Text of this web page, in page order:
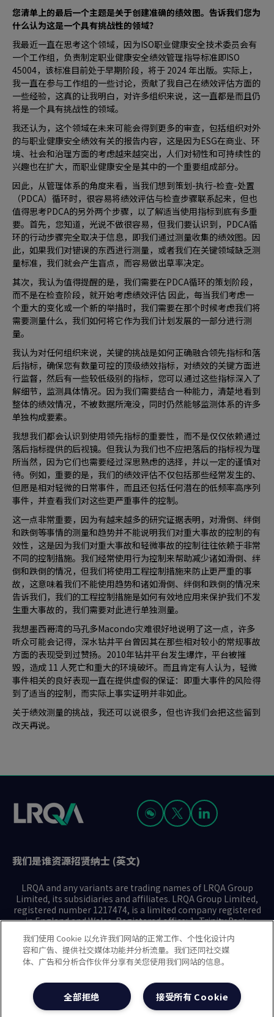
您清单上的最后一个主题是关于创建准确的绩效图。告诉我们您为
什么认为这是一个具有挑战性的领域？
我最近一直在思考这个领域，因为ISO职业健康安全技术委员会有
一个工作组，负责制定职业健康安全绩效管理指导标准即ISO
45004，该标准目前处于早期阶段，将于 2024 年出版。实际上，
我一直在参与工作组的一些讨论，贡献了我自己在绩效评估方面的
一些经验，这真的让我明白，对许多组织来说，这一直都是而且仍
将是一个具有挑战性的领域。
我还认为，这个领域在未来可能会得到更多的审查，包括组织对外
的与职业健康安全绩效有关的报告内容，这是因为ESG在商业、环
境、社会和治理方面的考虑越来越突出，人们对韧性和可持续性的
兴趣也在扩大，而职业健康安全是其中的一个重要组成部分。
因此，从管理体系的角度来看，当我们想到策划-执行-检查-处置
（PDCA）循环时，很容易将绩效评估与检查步骤联系起来，但也
值得思考PDCA的另外两个步骤，以了解适当使用指标到底有多重
要。首先，您知道，光说不做很容易，但我们要认识到，PDCA循
环的行动步骤完全取决于信息，即我们通过测量收集的绩效图。因
此，如果我们对错误的东西进行测量，或者我们在关键领域缺乏测
量标准，我们就会产生盲点，而容易做出草率决定。
其次，我认为值得提醒的是，我们需要在PDCA循环的策划阶段，
而不是在检查阶段，就开始考虑绩效评估 因此，每当我们考虑一
个重大的变化或一个新的举措时，我们需要在那个时候考虑我们将
需要测量什么，我们如何将它作为我们计划发展的一部分进行测
量。
我认为对任何组织来说，关键的挑战是如何正确融合领先指标和落
后指标，确保您有数量可控的顶级绩效指标，对绩效的关键方面进
行监督，然后有一些较低级别的指标，您可以通过这些指标深入了
解细节，监测具体情况。因为我们需要结合一种能力，清楚地看到
整体的绩效情况，不被数据所淹没，同时仍然能够监测体系的许多
单独构成要素。
我想我们都会认识到使用领先指标的重要性，而不是仅仅依赖通过
落后指标提供的后视镜。但我认为我们也不应把落后的指标视为理
所当然，因为它们也需要经过深思熟虑的选择，并以一定的谨慎对
待。例如，重要的是，我们的绩效评估不仅包括那些经常发生的、
但愿是相对轻微的日常事件，而且还包括任何潜在的低频率高序列
事件，并查看我们对这些更严重事件的控制。
这一点非常重要，因为有越来越多的研究证据表明，对滑倒、绊倒
和跌倒等事情的测量和趋势并不能说明我们对重大事故的控制的有
效性，这是因为我们对重大事故和轻微事故的控制往往依赖于非常
不同的控制措施。我们经常使用行为控制来帮助减少诸如滑倒、绊
倒和跌倒的情况，但我们将使用工程控制措施来防止更严重的事
故，这意味着我们不能使用趋势和诸如滑倒、绊倒和跌倒的情况来
告诉我们，我们的工程控制措施是如何有效地应用来保护我们不发
生重大事故的，我们需要对此进行单独测量。
我想墨西哥湾的马孔多Macondo灾难很好地说明了这一点，许多
听众可能会记得，深水钻井平台曾因其在那些相对较小的常规事故
方面的表现受到过赞扬。2010年钻井平台发生爆炸，平台被摧
毁，造成 11 人死亡和重大的环境破坏。而且肯定有人认为，轻微
事件相关的良好表现一直在提供虚假的保证：即重大事件的风险得
到了适当的控制，而实际上事实证明并非如此。
关于绩效测量的挑战，我还可以说很多，但也许我们会把这些留到
改天再说。
我们是谁资源招贤纳士 (英文)
LRQA and any variants are trading names of LRQA Group
Limited, its subsidiaries and affiliates. LRQA Group Limited,
registered number 1217474, is a limited company registered
in England and Wales. Registered office: 1, Trinity Park,
Bickenhill Lane, Birmingham B37 7ES. © 2025 LRQA Group
Limited.
治理方针(英文)沪ICP备2023029947号-1
我们使用 Cookie 以允许我们网站的正常工作、个性化设计内
容和广告、提供社交媒体功能并分析流量。我们还同社交媒
体、广告和分析合作伙伴分享有关您使用我们网站的信息。
接受所有 Cookie
全部拒绝